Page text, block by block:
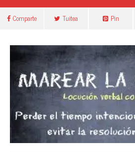
Comparte Tuitea Pin